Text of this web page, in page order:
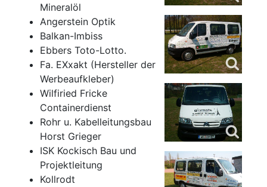
Mineralöl
Angerstein Optik
Balkan-Imbiss
Ebbers Toto-Lotto.
Fa. EXxakt (Hersteller der
Werbeaufkleber)
Wilfiried Fricke
Containerdienst
Rohr u. Kabelleitungsbau
Horst Grieger
ISK Kockisch Bau und
Projektleitung
Kollrodt